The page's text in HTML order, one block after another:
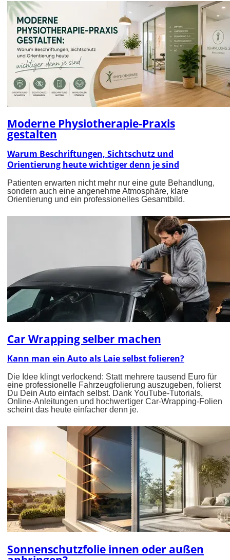
Moderne Physiotherapie-Praxis
gestalten
Warum Beschriftungen, Sichtschutz und
Orientierung heute wichtiger denn je sind
Patienten erwarten nicht mehr nur eine gute Behandlung,
sondern auch eine angenehme Atmosphäre, klare
Orientierung und ein professionelles Gesamtbild.
Car Wrapping selber machen
Kann man ein Auto als Laie selbst folieren?
Die Idee klingt verlockend: Statt mehrere tausend Euro für
eine professionelle Fahrzeugfolierung auszugeben, folierst
Du Dein Auto einfach selbst. Dank YouTube-Tutorials,
Online-Anleitungen und hochwertiger Car-Wrapping-Folien
scheint das heute einfacher denn je.
Sonnenschutzfolie innen oder außen